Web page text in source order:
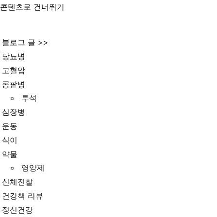
콘텐츠로 건너뛰기
블로그 글 >>
당뇨병
고혈압
콩팥병
투석
심장병
운동
식이
약물
영양제
신체진찰
건강책 리뷰
정신건강